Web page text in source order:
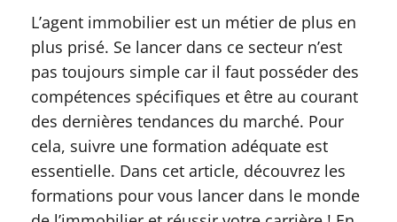
L’agent immobilier est un métier de plus en
plus prisé. Se lancer dans ce secteur n’est
pas toujours simple car il faut posséder des
compétences spécifiques et être au courant
des dernières tendances du marché. Pour
cela, suivre une formation adéquate est
essentielle. Dans cet article, découvrez les
formations pour vous lancer dans le monde